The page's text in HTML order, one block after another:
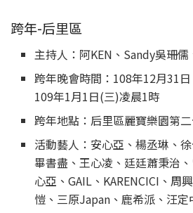
跨年-后里區
主持人：阿KEN、Sandy吳珊儒
跨年晚會時間：108年12月31
109年1月1日(三)凌晨1時
跨年地點：后里區麗寶樂園第
活動藝人：安心亞、楊丞琳、
畢書盡、王心凌、廷廷蕭秉治
心亞、GAIL、KARENCICI、周
愷、三原Japan、鹿希派、汪定